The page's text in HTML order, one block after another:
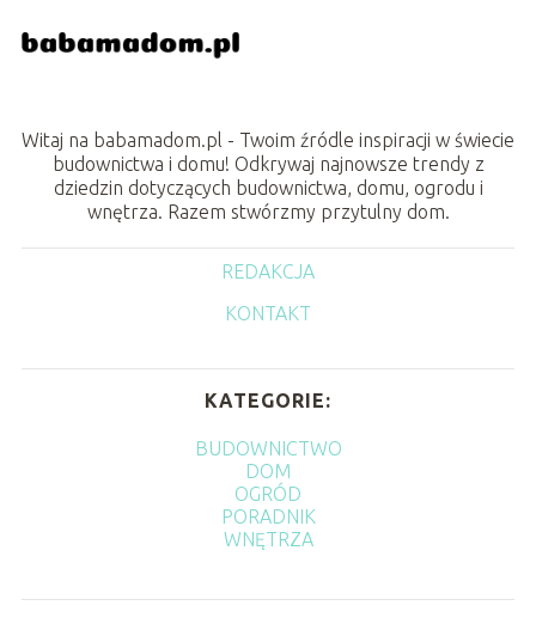
Witaj na babamadom.pl - Twoim źródle inspiracji w świecie
budownictwa i domu! Odkrywaj najnowsze trendy z
dziedzin dotyczących budownictwa, domu, ogrodu i
wnętrza. Razem stwórzmy przytulny dom.
REDAKCJA
KONTAKT
KATEGORIE:
BUDOWNICTWO
DOM
OGRÓD
PORADNIK
WNĘTRZA